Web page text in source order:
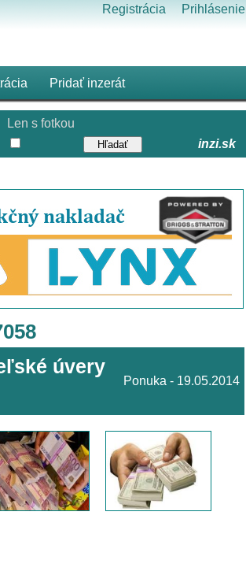
Registrácia Prihlásenie
Pridať inzerát
Len s fotkou
inzi.sk
úvery
Ponuka - 19.05.2014